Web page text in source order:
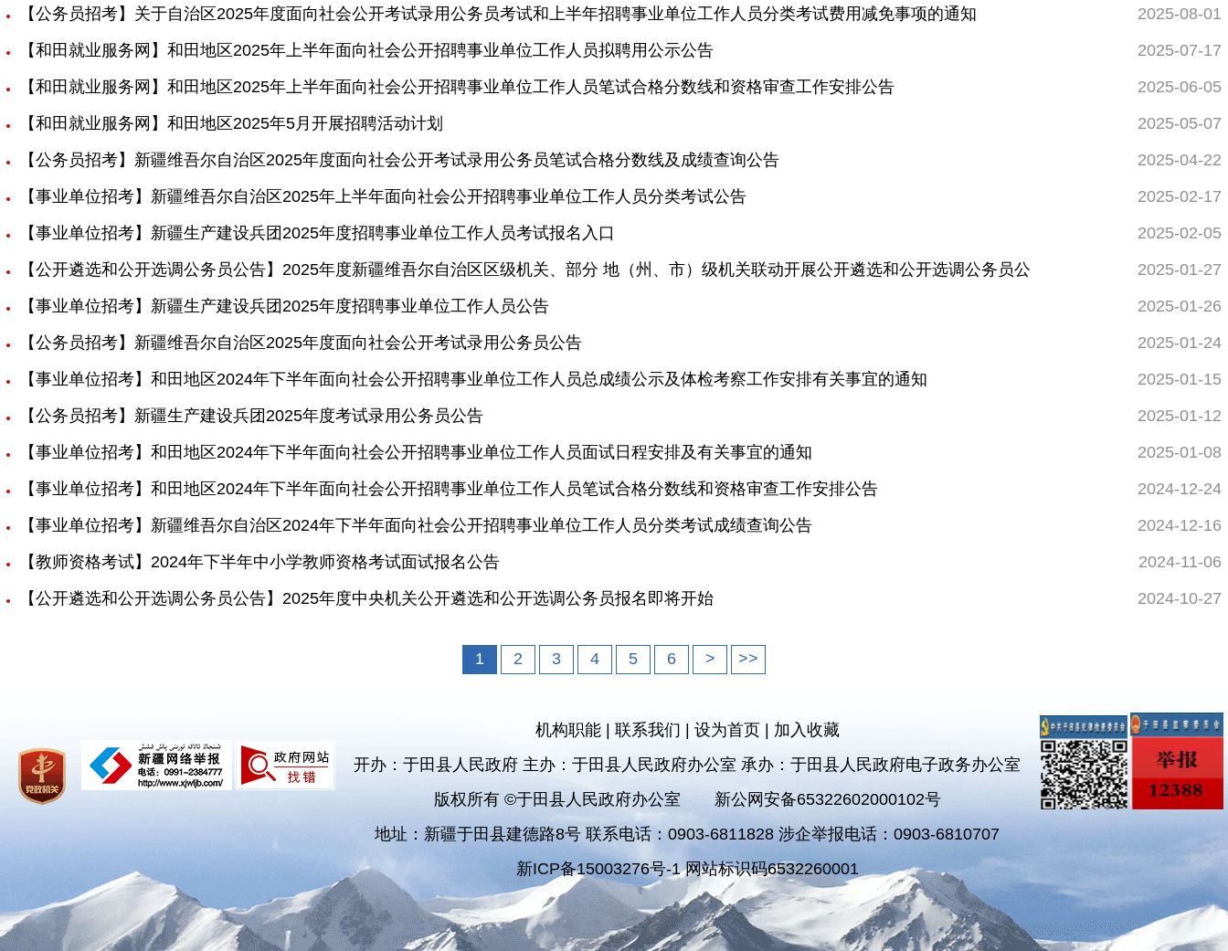
【公务员招考】关于自治区2025年度面向社会公开考试录用公务员考试和上半年招聘事业单位工作人员分类考试费用减免事项的通知
2025-08-01
【和田就业服务网】和田地区2025年上半年面向社会公开招聘事业单位工作人员拟聘用公示公告
2025-07-17
【和田就业服务网】和田地区2025年上半年面向社会公开招聘事业单位工作人员笔试合格分数线和资格审查工作安排公告
2025-06-05
【和田就业服务网】和田地区2025年5月开展招聘活动计划
2025-05-07
【公务员招考】新疆维吾尔自治区2025年度面向社会公开考试录用公务员笔试合格分数线及成绩查询公告
2025-04-22
【事业单位招考】新疆维吾尔自治区2025年上半年面向社会公开招聘事业单位工作人员分类考试公告
2025-02-17
【事业单位招考】新疆生产建设兵团2025年度招聘事业单位工作人员考试报名入口
2025-02-05
【公开遴选和公开选调公务员公告】2025年度新疆维吾尔自治区区级机关、部分 地（州、市）级机关联动开展公开遴选和公开选调公务员公
2025-01-27
【事业单位招考】新疆生产建设兵团2025年度招聘事业单位工作人员公告
2025-01-26
【公务员招考】新疆维吾尔自治区2025年度面向社会公开考试录用公务员公告
2025-01-24
【事业单位招考】和田地区2024年下半年面向社会公开招聘事业单位工作人员总成绩公示及体检考察工作安排有关事宜的通知
2025-01-15
【公务员招考】新疆生产建设兵团2025年度考试录用公务员公告
2025-01-12
【事业单位招考】和田地区2024年下半年面向社会公开招聘事业单位工作人员面试日程安排及有关事宜的通知
2025-01-08
【事业单位招考】和田地区2024年下半年面向社会公开招聘事业单位工作人员笔试合格分数线和资格审查工作安排公告
2024-12-24
【事业单位招考】新疆维吾尔自治区2024年下半年面向社会公开招聘事业单位工作人员分类考试成绩查询公告
2024-12-16
【教师资格考试】2024年下半年中小学教师资格考试面试报名公告
2024-11-06
【公开遴选和公开选调公务员公告】2025年度中央机关公开遴选和公开选调公务员报名即将开始
2024-10-27
1 2 3 4 5 6 > >>
机构职能| 联系我们 设为首页| 加入收藏
开办：于田县人民政府 主办：于田县人民政府办公室 承办：于田县人民政府电子政务办公室
版权所有 ©于田县人民政府办公室
新公网安备65322602000102号
地址：新疆于田县建德路8号 联系电话：0903-6811828 涉企举报电话：0903-6810707
新ICP备15003276号-1 网站标识码6532260001